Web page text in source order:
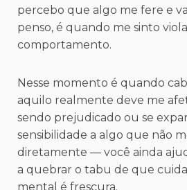
percebo que algo me fere e
penso, é quando me sinto
comportamento.
Nesse momento é quando
aquilo realmente deve me
sendo prejudicado ou se
sensibilidade a algo que não
diretamente — você ainda
a quebrar o tabu de que
mental é frescura.